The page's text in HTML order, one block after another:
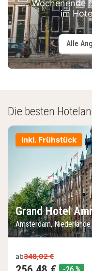
Wochenende
im
Alle
Die besten
Inkl. Frühstück
Grand Hotel
Amsterdam, Niederlande
ab348,02 €